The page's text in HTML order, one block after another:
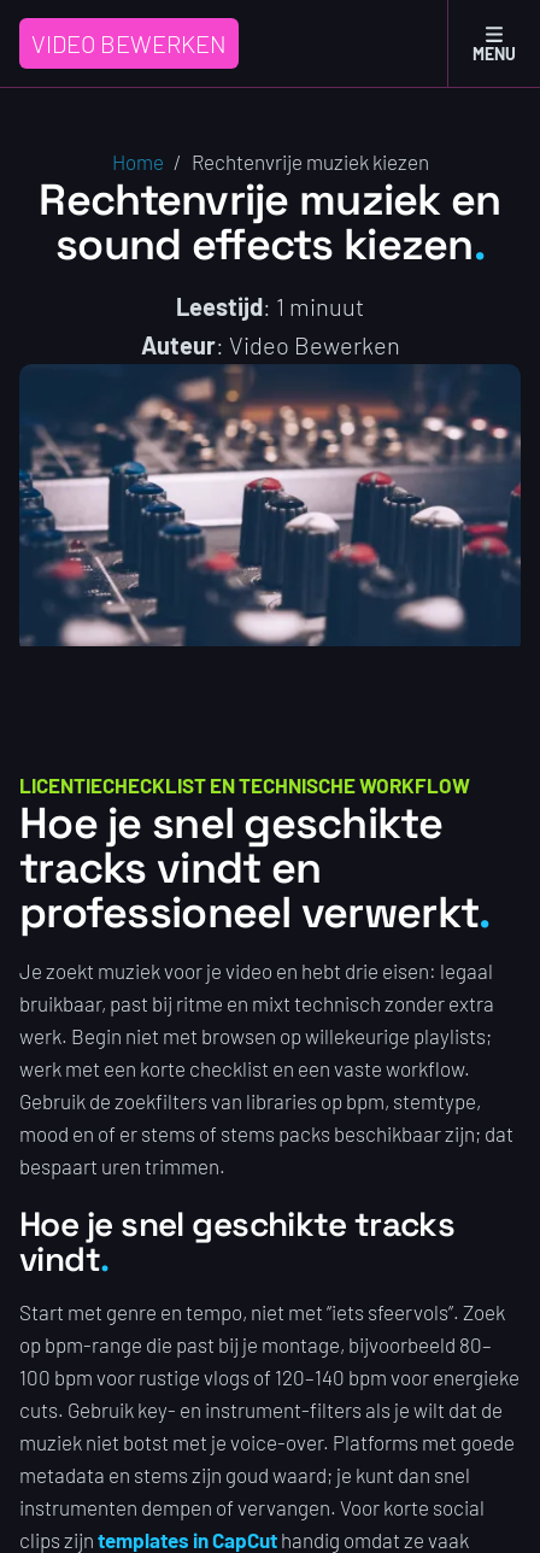
VIDEO BEWERKEN MENU
Home / Rechtenvrije muziek kiezen
Rechtenvrije muziek en
sound effects kiezen
Leestijd: 1 minuut
Auteur: Video Bewerken
LICENTIECHECKLIST EN TECHNISCHE WORKFLOW
Hoe je snel geschikte
tracks vindt en
professioneel verwerkt
Je zoekt muziek voor je video en hebt drie eisen: legaal
bruikbaar, past bij ritme en mixt technisch zonder extra
werk. Begin niet met browsen op willekeurige playlists;
werk met een korte checklist en een vaste workflow.
Gebruik de zoekfilters van libraries op bpm, stemtype,
mood en of er stems of stems packs beschikbaar zijn; dat
bespaart uren trimmen.
Hoe je snel geschikte tracks
vindt
Start met genre en tempo, niet met ‘‘iets sfeervols’’. Zoek
op bpm-range die past bij je montage, bijvoorbeeld 80–
100 bpm voor rustige vlogs of 120–140 bpm voor energieke
cuts. Gebruik key- en instrument-filters als je wilt dat de
muziek niet botst met je voice-over. Platforms met goede
metadata en stems zijn goud waard; je kunt dan snel
instrumenten dempen of vervangen. Voor korte social
clips zijn templates in CapCut handig omdat ze vaak